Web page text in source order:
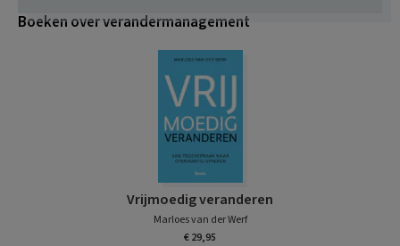
Boeken over verandermanagement
Vrijmoedig veranderen
Marloes van der Werf
€ 29,95